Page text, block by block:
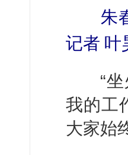
朱春
记者 叶
“坐火
我的工
大家始